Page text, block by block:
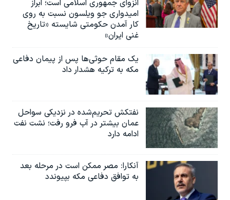
انزوای جمهوری اسلامی است؛ ابراز
امیدواری جو ویلسون نسبت به روی
کار آمدن حکومتی شایسته «تاریخ
غنی ایران»
یک مقام حوثی‌ها پس از پیمان دفاعی
مکه به ترکیه هشدار داد
نفتکش تحریم‌شده در نزدیکی سواحل
عمان بیشتر در آب فرو رفت؛ نشت نفت
ادامه دارد
آنکارا: مصر ممکن است در مرحله بعد
به توافق دفاعی مکه بپیوندد